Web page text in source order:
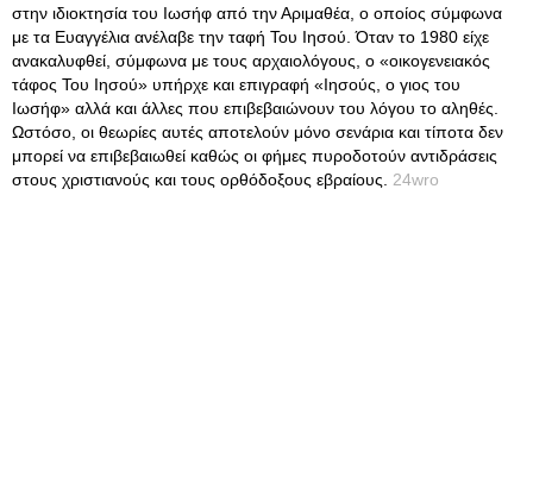
στην ιδιοκτησία του Ιωσήφ από την Αριμαθέα, ο οποίος σύμφωνα
με τα Ευαγγέλια ανέλαβε την ταφή Του Ιησού. Όταν το 1980 είχε
ανακαλυφθεί, σύμφωνα με τους αρχαιολόγους, ο «οικογενειακός
τάφος Του Ιησού» υπήρχε και επιγραφή «Ιησούς, ο γιος του
Ιωσήφ» αλλά και άλλες που επιβεβαιώνουν του λόγου το αληθές.
Ωστόσο, οι θεωρίες αυτές αποτελούν μόνο σενάρια και τίποτα δεν
μπορεί να επιβεβαιωθεί καθώς οι φήμες πυροδοτούν αντιδράσεις
στους χριστιανούς και τους ορθόδοξους εβραίους. 24wro